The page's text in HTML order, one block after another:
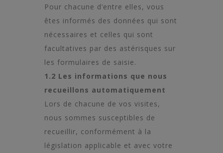
Pour chacune d’entre elles, vous
êtes informés des données qui sont
nécessaires et celles qui sont
facultatives par des astérisques sur
les formulaires de saisie.
1.2 Les informations que nous
recueillons automatiquement
Lors de chacune de vos visites,
nous sommes susceptibles de
recueillir, conformément à la
législation applicable et avec votre